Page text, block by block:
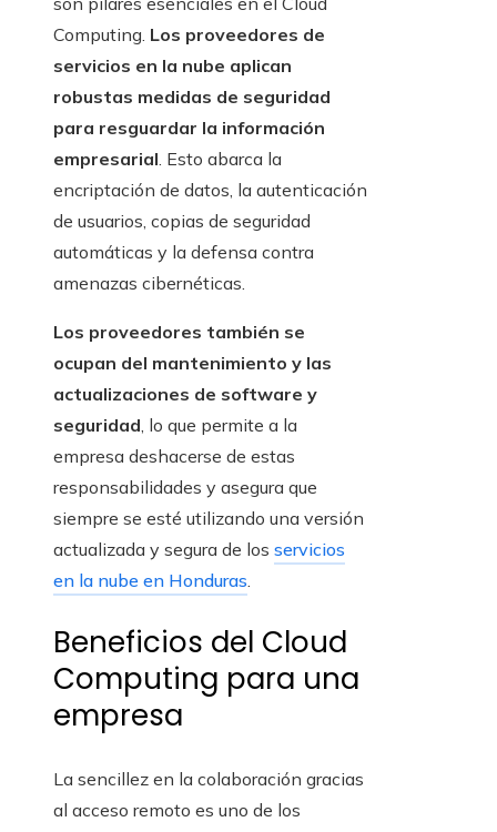
Computing. Los proveedores de
servicios en la nube aplican
robustas medidas de seguridad
para resguardar la información
empresarial. Esto abarca la
encriptación de datos, la autenticación
de usuarios, copias de seguridad
automáticas y la defensa contra
amenazas cibernéticas.
Los proveedores también se
ocupan del mantenimiento y las
actualizaciones de software y
seguridad, lo que permite a la
empresa deshacerse de estas
responsabilidades y asegura que
siempre se esté utilizando una versión
actualizada y segura de los servicios
en la nube en Honduras.
Beneficios del Cloud
Computing para una
empresa
La sencillez en la colaboración gracias
al acceso remoto es uno de los